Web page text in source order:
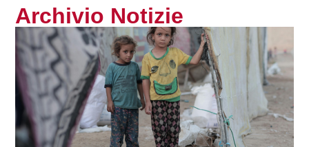
Archivio Notizie